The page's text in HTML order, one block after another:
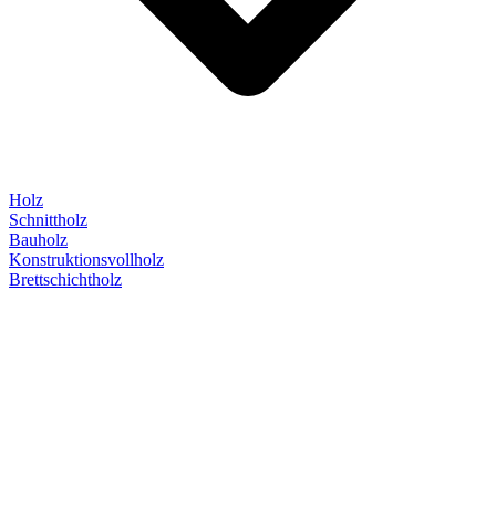
Holz
Schnittholz
Bauholz
Konstruktionsvollholz
Brettschichtholz